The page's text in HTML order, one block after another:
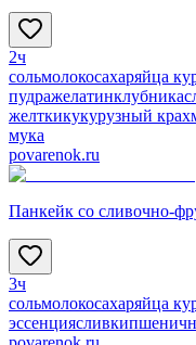
2ч
сольмолокосахаряйца
пудражелатинклубника
желткикукурузный
мука
povarenok.ru
Панкейк со сливочно-
3ч
сольмолокосахаряйца
эссенциясливки